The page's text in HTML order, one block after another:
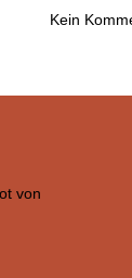
Kein
von